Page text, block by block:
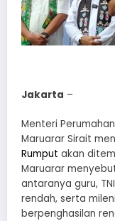
Jakarta –
Menteri
Maruarar Sirait
Rumput akan
Maruarar
antaranya guru,
rendah, serta
berpenghasilan